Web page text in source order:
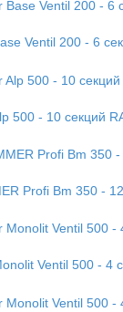
Ventil 200 - 6
500 - 10 секций
Profi Bm 350 -
Ventil 500 -